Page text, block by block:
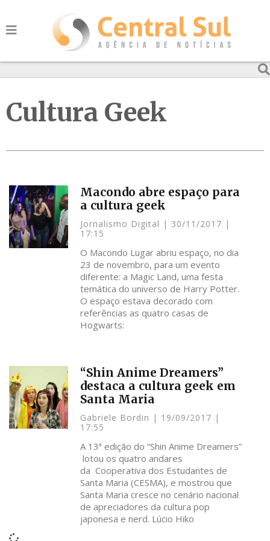
Cultura Geek
Macondo abre espaço para
a cultura geek
Jornalismo Digital
30/11/2017
17:15
O Macondo Lugar abriu espaço, no dia
23 de novembro, para um evento
diferente: a Magic Land, uma festa
temática do universo de Harry Potter.
O espaço estava decorado com
referências as quatro casas de
Hogwarts:
“Shin Anime Dreamers”
destaca a cultura geek em
Santa Maria
Gabriele Bordin
19/09/2017
17:55
A 13ª edição do “Shin Anime Dreamers”
lotou os quatro andares
da Cooperativa dos Estudantes de
Santa Maria (CESMA), e mostrou que
Santa Maria cresce no cenário nacional
de apreciadores da cultura pop
japonesa e nerd. Lúcio Hiko